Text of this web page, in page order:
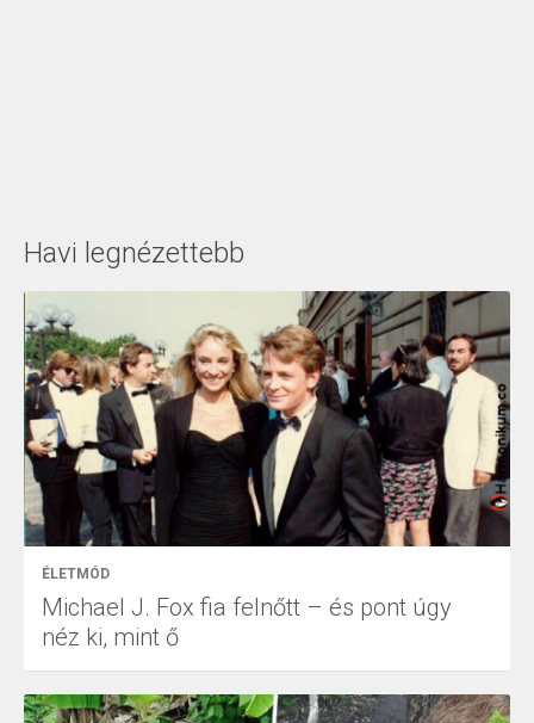
Havi legnézettebb
ÉLETMÓD
Michael J. Fox fia felnőtt – és pont úgy
néz ki, mint ő